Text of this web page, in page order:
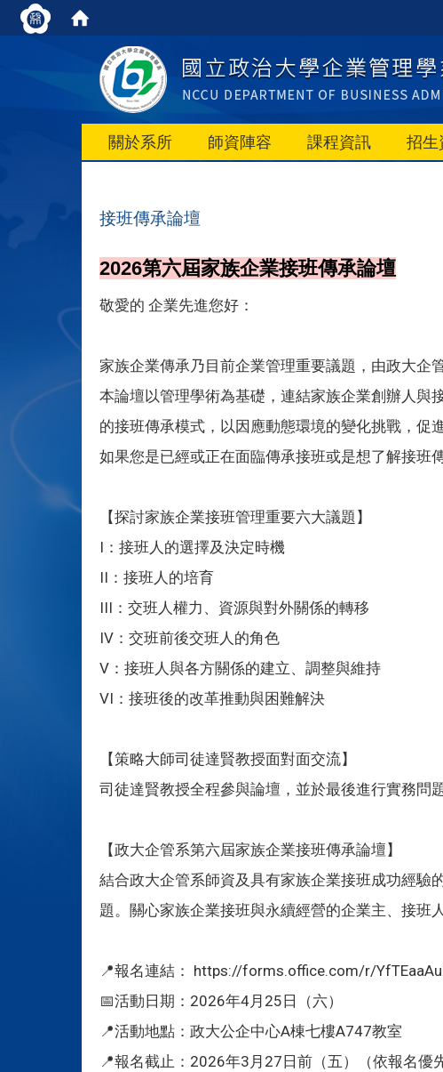
關於系所 師資陣容 課程資訊 招生
接班傳承論壇
2026第六屆家族企業接班傳承論壇
敬愛的 企業先進您好：
家族企業傳承乃目前企業管理重要議題，由政大企
本論壇以管理學術為基礎，連結家族企業創辦人與
的接班傳承模式，以因應動態環境的變化挑戰，促
如果您是已經或正在面臨傳承接班或是想了解接班
【探討家族企業接班管理重要六大議題】
I：接班人的選擇及決定時機
II：接班人的培育
III：交班人權力、資源與對外關係的轉移
IV：交班前後交班人的角色
V：接班人與各方關係的建立、調整與維持
VI：接班後的改革推動與困難解決
【策略大師司徒達賢教授面對面交流】
司徒達賢教授全程參與論壇，並於最後進行實務問
【政大企管系第六屆家族企業接班傳承論壇】
結合政大企管系師資及具有家族企業接班成功經驗
題。關心家族企業接班與永續經營的企業主、接班
📍報名連結： https://forms.office.com/r/
📅活動日期：2026年4月25日（六）
📍活動地點：政大公企中心A棟七樓A747教室
📍報名截止：2026年3月27日前（五）（依報名優